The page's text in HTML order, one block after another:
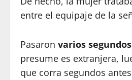
entre el equipaje de la
Pasaron varios
presume es extranjera,
que corra segundos